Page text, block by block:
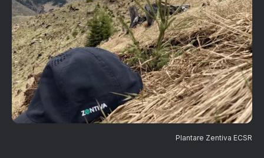
Plantare Zentiva ECSR